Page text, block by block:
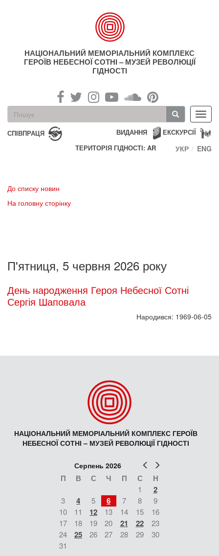
НАЦІОНАЛЬНИЙ МЕМОРІАЛЬНИЙ КОМПЛЕКС
ГЕРОЇВ НЕБЕСНОЇ СОТНІ – МУЗЕЙ РЕВОЛЮЦІЇ
ГІДНОСТІ
Пошукова
форма
Пошук
СПІВПРАЦЯ ЕКСКУРСІЇ
ВИДАННЯ
ТЕРИТОРІЯ ГІДНОСТІ: AR
УКР ENG
До списку новин
На головну сторінку
П'ятниця, 5 червня 2026 року
День народження Героя Небесної Сотні
Сергія Шаповала
Народився: 1969-06-05
НАЦІОНАЛЬНИЙ МЕМОРІАЛЬНИЙ КОМПЛЕКС ГЕРОЇВ
НЕБЕСНОЇ СОТНІ – МУЗЕЙ РЕВОЛЮЦІЇ ГІДНОСТІ
Попер
Серпень 2026
П В С Ч П С Н
1 2
3 4 5 6 7 8
9
10
11 12 13 14 15
16
17
18 19 20 21 22
23
24
25 26 27 28 29
30
31